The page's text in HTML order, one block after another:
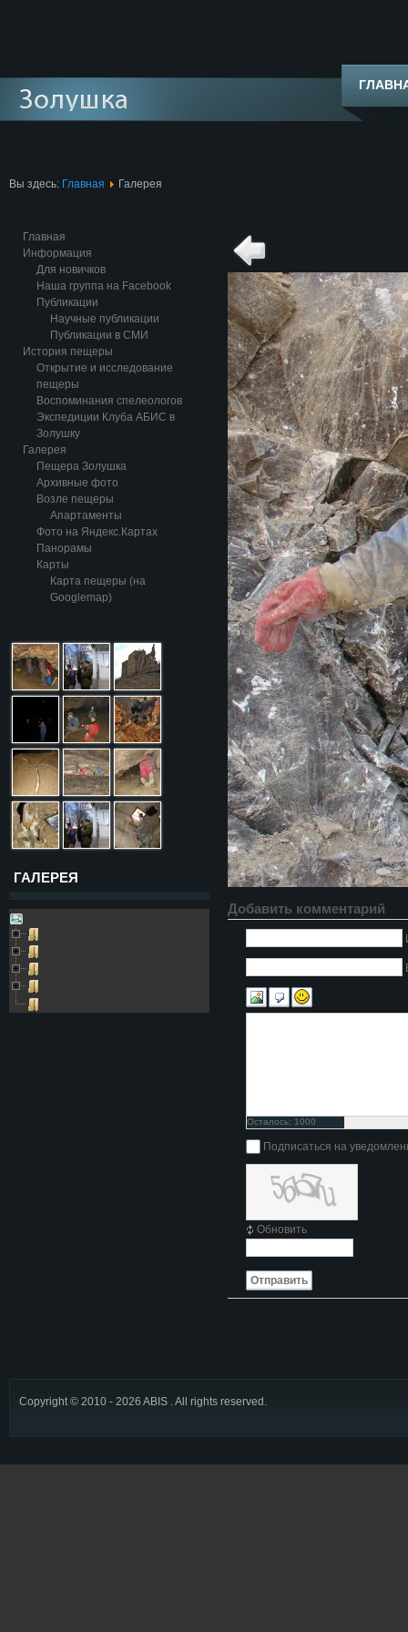
Вы здесь: Главная Галерея
Главная
Информация
Для новичков
Наша группа на Facebook
Публикации
Научные публикации
Публикации в СМИ
История пещеры
Открытие и исследование
пещеры
Воспоминания спелеологов
Экспедиции Клуба АБИС в
Золушку
Галерея
Пещера Золушка
Архивные фото
Возле пещеры
Апартаменты
Фото на Яндекс.Картах
Панорамы
Карты
Карта пещеры (на
Googlemap)
ГАЛЕРЕЯ
Добавить комментарий
Осталось: 1000
символов
Подписаться на
Обновить
Отправить
Copyright © 2010 - 2026 ABIS . All rights reserved.